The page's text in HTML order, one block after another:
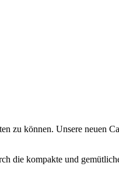
zu können. Unsere
die kompakte und